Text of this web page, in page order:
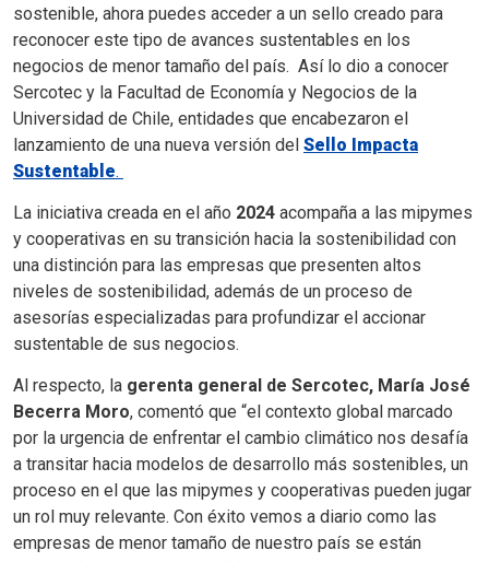
sostenible, ahora puedes acceder a un sello creado para
reconocer este tipo de avances sustentables en los
negocios de menor tamaño del país. Así lo dio a conocer
Sercotec y la Facultad de Economía y Negocios de la
Universidad de Chile, entidades que encabezaron el
lanzamiento de una nueva versión del Sello Impacta
Sustentable.
La iniciativa creada en el año 2024 acompaña a las mipymes
y cooperativas en su transición hacia la sostenibilidad con
una distinción para las empresas que presenten altos
niveles de sostenibilidad, además de un proceso de
asesorías especializadas para profundizar el accionar
sustentable de sus negocios.
Al respecto, la gerenta general de Sercotec, María José
Becerra Moro, comentó que “el contexto global marcado
por la urgencia de enfrentar el cambio climático nos desafía
a transitar hacia modelos de desarrollo más sostenibles, un
proceso en el que las mipymes y cooperativas pueden jugar
un rol muy relevante. Con éxito vemos a diario como las
empresas de menor tamaño de nuestro país se están